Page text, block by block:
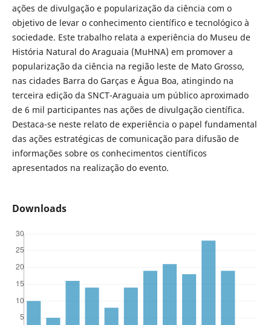
ações de divulgação e popularização da ciência com o
objetivo de levar o conhecimento científico e tecnológico à
sociedade. Este trabalho relata a experiência do Museu de
História Natural do Araguaia (MuHNA) em promover a
popularização da ciência na região leste de Mato Grosso,
nas cidades Barra do Garças e Água Boa, atingindo na
terceira edição da SNCT-Araguaia um público aproximado
de 6 mil participantes nas ações de divulgação científica.
Destaca-se neste relato de experiência o papel fundamental
das ações estratégicas de comunicação para difusão de
informações sobre os conhecimentos científicos
apresentados na realização do evento.
Downloads